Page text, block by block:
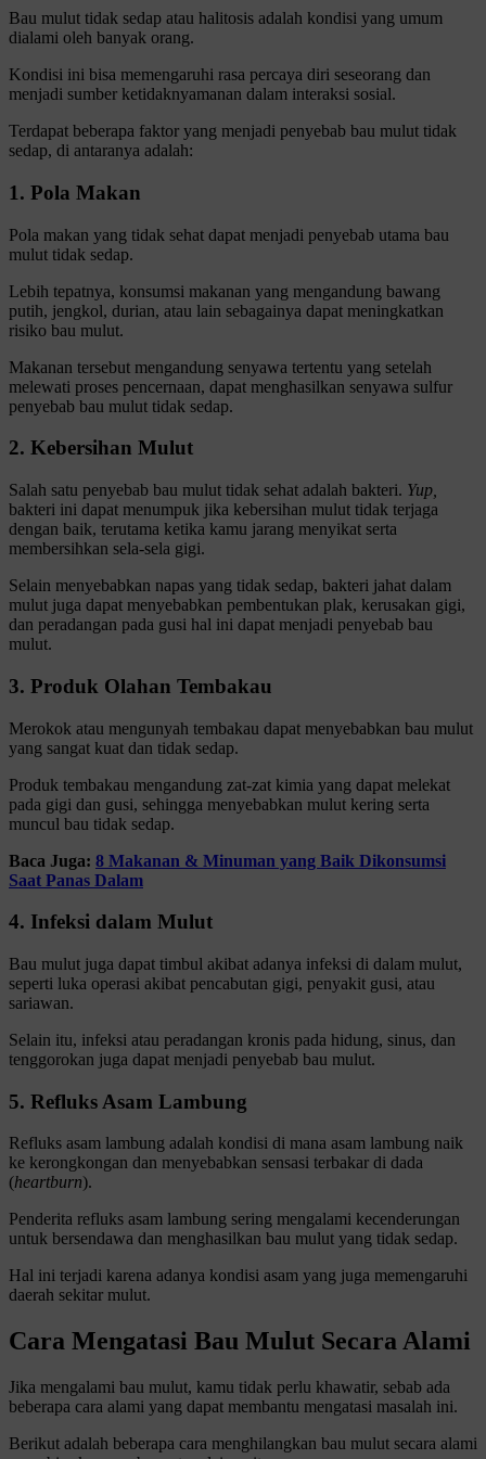
Bau mulut tidak sedap atau halitosis adalah kondisi yang umum
dialami oleh banyak orang.
Kondisi ini bisa memengaruhi rasa percaya diri seseorang dan
menjadi sumber ketidaknyamanan dalam interaksi sosial.
Terdapat beberapa faktor yang menjadi penyebab bau mulut tidak
sedap, di antaranya adalah:
1. Pola Makan
Pola makan yang tidak sehat dapat menjadi penyebab utama bau
mulut tidak sedap.
Lebih tepatnya, konsumsi makanan yang mengandung bawang
putih, jengkol, durian, atau lain sebagainya dapat meningkatkan
risiko bau mulut.
Makanan tersebut mengandung senyawa tertentu yang setelah
melewati proses pencernaan, dapat menghasilkan senyawa sulfur
penyebab bau mulut tidak sedap.
2. Kebersihan Mulut
Salah satu penyebab bau mulut tidak sehat adalah bakteri. Yup,
bakteri ini dapat menumpuk jika kebersihan mulut tidak terjaga
dengan baik, terutama ketika kamu jarang menyikat serta
membersihkan sela-sela gigi.
Selain menyebabkan napas yang tidak sedap, bakteri jahat dalam
mulut juga dapat menyebabkan pembentukan plak, kerusakan gigi,
dan peradangan pada gusi hal ini dapat menjadi penyebab bau
mulut.
3. Produk Olahan Tembakau
Merokok atau mengunyah tembakau dapat menyebabkan bau mulut
yang sangat kuat dan tidak sedap.
Produk tembakau mengandung zat-zat kimia yang dapat melekat
pada gigi dan gusi, sehingga menyebabkan mulut kering serta
muncul bau tidak sedap.
Baca Juga: 8 Makanan & Minuman yang Baik Dikonsumsi
Saat Panas Dalam
4. Infeksi dalam Mulut
Bau mulut juga dapat timbul akibat adanya infeksi di dalam mulut,
seperti luka operasi akibat pencabutan gigi, penyakit gusi, atau
sariawan.
Selain itu, infeksi atau peradangan kronis pada hidung, sinus, dan
tenggorokan juga dapat menjadi penyebab bau mulut.
5. Refluks Asam Lambung
Refluks asam lambung adalah kondisi di mana asam lambung naik
ke kerongkongan dan menyebabkan sensasi terbakar di dada
(heartburn).
Penderita refluks asam lambung sering mengalami kecenderungan
untuk bersendawa dan menghasilkan bau mulut yang tidak sedap.
Hal ini terjadi karena adanya kondisi asam yang juga memengaruhi
daerah sekitar mulut.
Cara Mengatasi Bau Mulut Secara Alami
Jika mengalami bau mulut, kamu tidak perlu khawatir, sebab ada
beberapa cara alami yang dapat membantu mengatasi masalah ini.
Berikut adalah beberapa cara menghilangkan bau mulut secara alami